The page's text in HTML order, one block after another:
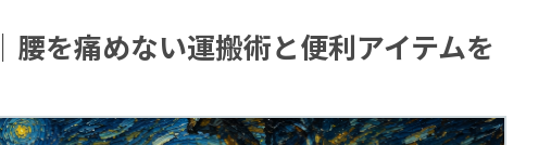
腰を痛めない運搬術と便利アイテムを